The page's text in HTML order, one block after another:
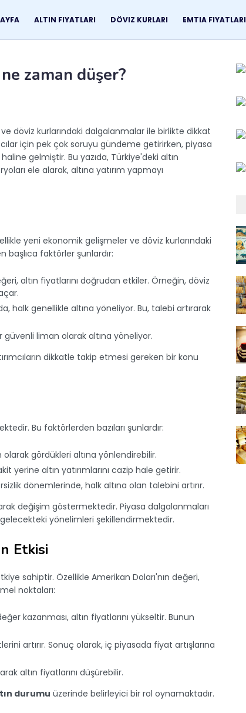
ALTIN FIYATLARI DÖVIZ KURLARI EMTIA FIYATLARI
zaman düşer?
döviz kurlarındaki dalgalanmalar ile birlikte dikkat
için pek çok soruyu gündeme getirirken, piyasa
gelmiştir. Bu yazıda, Türkiye'deki altın
ele alarak, altına yatırım yapmayı
yeni ekonomik gelişmeler ve döviz kurlarındaki
başlıca faktörler şunlardır:
altın fiyatlarını doğrudan etkiler. Örneğin, döviz
halk genellikle altına yöneliyor. Bu, talebi artırarak
güvenli liman olarak altına yöneliyor.
dikkatle takip etmesi gereken bir konu
Bu faktörlerden bazıları şunlardır:
olarak gördükleri altına yönlendirebilir.
yerine altın yatırımlarını cazip hale getirir.
dönemlerinde, halk altına olan talebini artırır.
değişim göstermektedir. Piyasa dalgalanmaları
gelecekteki yönelimleri şekillendirmektedir.
Etkisi
sahiptir. Özellikle Amerikan Doları'nın değeri,
noktaları:
kazanması, altın fiyatlarını yükseltir. Bunun
artırır. Sonuç olarak, iç piyasada fiyat artışlarına
altın fiyatlarını düşürebilir.
durumu üzerinde belirleyici bir rol oynamaktadır.